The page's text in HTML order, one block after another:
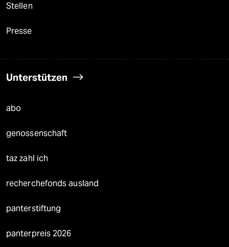
Stellen
Presse
Unterstützen
abo
genossenschaft
taz zahl ich
recherchefonds ausland
panterstiftung
panterpreis 2026